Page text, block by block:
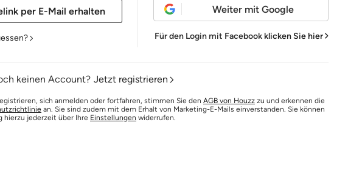
Weiter mit Google
Für den Login mit Facebookklicken Sie hier
keinen Account? Jetzt registrieren
sich anmelden oder fortfahren, stimmen Sie den AGB von Houzz zu und erkennen die
an. Sie sind zudem mit dem Erhalt von Marketing-E-Mails einverstanden. Sie können
hierzu jederzeit über Ihre Einstellungen widerrufen.